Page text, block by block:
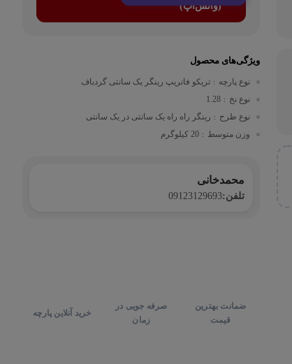
(واتس‌اپ)
ویژگی‌های محصول
نوع پارچه : تریکو فانریپ رینگر یک سانتی گردباف
نوع نخ
:
1.28
نوع طرح
: رینگر راه راه یک سانتی در یک سانتی
وزن متوسط
: 20 کیلوگرم
محمدخانی
تلفن:09123129693
ضمانت بهترین
قیمت
صرفه جویی در
زمان
خرید آنلاین پارچه